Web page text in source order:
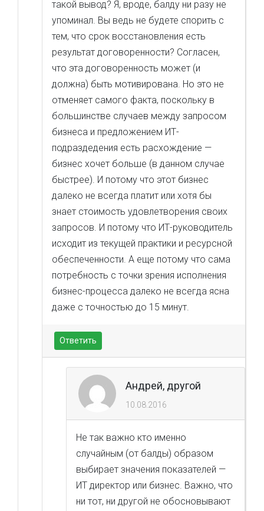
такой вывод? Я, вроде, балду ни разу не
упоминал. Вы ведь не будете спорить с
тем, что срок восстановления есть
результат договоренности? Согласен,
что эта договоренность может (и
должна) быть мотивирована. Но это не
отменяет самого факта, поскольку в
большинстве случаев между запросом
бизнеса и предложением ИТ-
подраздедения есть расхождение —
бизнес хочет больше (в данном случае
быстрее). И потому что этот бизнес
далеко не всегда платит или хотя бы
знает стоимость удовлетворения своих
запросов. И потому что ИТ-руководитель
исходит из текущей практики и ресурсной
обеспеченности. А еще потому что сама
потребность с точки зрения исполнения
бизнес-процесса далеко не всегда ясна
даже с точностью до 15 минут.
Ответить
Андрей, другой
10.08.2016
Не так важно кто именно
случайным (от балды) образом
выбирает значения показателей —
ИТ директор или бизнес. Важно, что
ни тот, ни другой не обосновывают